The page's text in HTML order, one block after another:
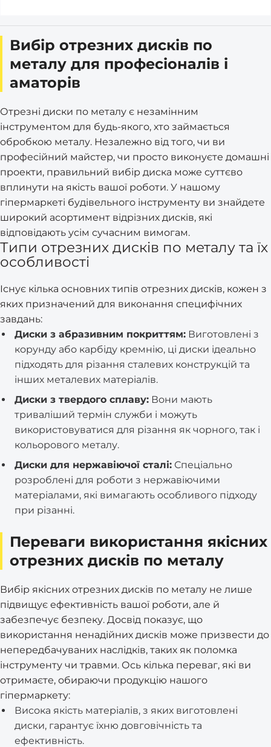
Вибір отрезних дисків по
металу для професіоналів і
аматорів
Отрезні диски по металу є незамінним
інструментом для будь-якого, хто займається
обробкою металу. Незалежно від того, чи ви
професійний майстер, чи просто виконуєте домашні
проекти, правильний вибір диска може суттєво
вплинути на якість вашої роботи. У нашому
гіпермаркеті будівельного інструменту ви знайдете
широкий асортимент відрізних дисків, які
відповідають усім сучасним вимогам.
Типи отрезних дисків по металу та їх
особливості
Існує кілька основних типів отрезних дисків, кожен з
яких призначений для виконання специфічних
завдань:
Диски з абразивним покриттям: Виготовлені з
корунду або карбіду кремнію, ці диски ідеально
підходять для різання сталевих конструкцій та
інших металевих матеріалів.
Диски з твердого сплаву: Вони мають
триваліший термін служби і можуть
використовуватися для різання як чорного, так і
кольорового металу.
Диски для нержавіючої сталі: Спеціально
розроблені для роботи з нержавіючими
матеріалами, які вимагають особливого підходу
при різанні.
Переваги використання якісних
отрезних дисків по металу
Вибір якісних отрезних дисків по металу не лише
підвищує ефективність вашої роботи, але й
забезпечує безпеку. Досвід показує, що
використання ненадійних дисків може призвести до
непередбачуваних наслідків, таких як поломка
інструменту чи травми. Ось кілька переваг, які ви
отримаєте, обираючи продукцію нашого
гіпермаркету:
Висока якість матеріалів, з яких виготовлені
диски, гарантує їхню довговічність та
ефективність.